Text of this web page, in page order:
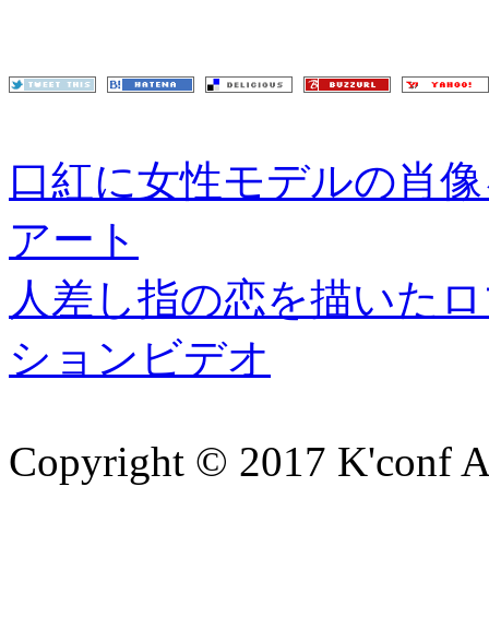
口紅に女性モデルの肖
アート
人差し指の恋を描いた
ションビデオ
Copyright © 2017 K'conf